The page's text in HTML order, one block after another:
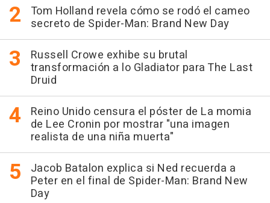
Tom Holland revela cómo se rodó el cameo
secreto de Spider-Man: Brand New Day
Russell Crowe exhibe su brutal
transformación a lo Gladiator para The Last
Druid
Reino Unido censura el póster de La momia
de Lee Cronin por mostrar "una imagen
realista de una niña muerta"
Jacob Batalon explica si Ned recuerda a
Peter en el final de Spider-Man: Brand New
Day